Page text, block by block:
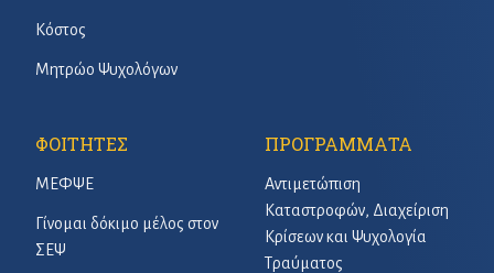
Κόστος
Μητρώο Ψυχολόγων
ΦΟΙΤΗΤΕΣ
ΜΕΦΨΕ
Γίνομαι δόκιμο μέλος στον
ΣΕΨ
ΠΡΟΓΡΑΜΜΑΤΑ
Αντιμετώπιση
Καταστροφών, Διαχείριση
Κρίσεων και Ψυχολογία
Τραύματος